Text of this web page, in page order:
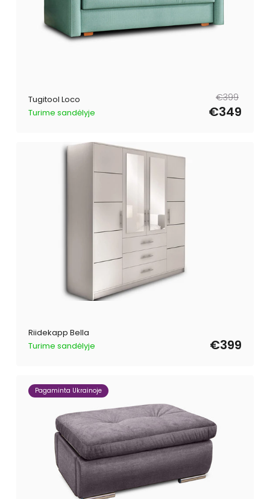
Tugitool Loco
Turime sandėlyje
Tavahind
€399
Müügihind
€349
Riidekapp Bella
Turime sandėlyje
€399
Pagaminta Ukrainoje